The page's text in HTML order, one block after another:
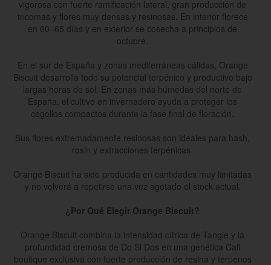
vigorosa con fuerte ramificación lateral, gran producción de
tricomas y flores muy densas y resinosas. En interior florece
en 60–65 días y en exterior se cosecha a principios de
octubre.
En el sur de España y zonas mediterráneas cálidas, Orange
Biscuit desarrolla todo su potencial terpénico y productivo bajo
largas horas de sol. En zonas más húmedas del norte de
España, el cultivo en invernadero ayuda a proteger los
cogollos compactos durante la fase final de floración.
Sus flores extremadamente resinosas son ideales para hash,
rosin y extracciones terpénicas.
Orange Biscuit ha sido producida en cantidades muy limitadas
y no volverá a repetirse una vez agotado el stock actual.
¿Por Qué Elegir Orange Biscuit?
Orange Biscuit combina la intensidad cítrica de Tangie y la
profundidad cremosa de Do Si Dos en una genética Cali
boutique exclusiva con fuerte producción de resina y terpenos